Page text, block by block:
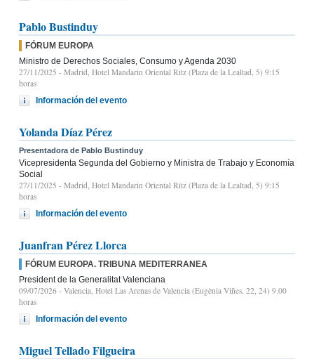
Pablo Bustinduy
FÓRUM EUROPA
Ministro de Derechos Sociales, Consumo y Agenda 2030
27/11/2025 - Madrid, Hotel Mandarin Oriental Ritz (Plaza de la Lealtad, 5) 9:15
horas
Información del evento
Yolanda Díaz Pérez
Presentadora de Pablo Bustinduy
Vicepresidenta Segunda del Gobierno y Ministra de Trabajo y Economía
Social
27/11/2025 - Madrid, Hotel Mandarin Oriental Ritz (Plaza de la Lealtad, 5) 9:15
horas
Información del evento
Juanfran Pérez Llorca
FÓRUM EUROPA. TRIBUNA MEDITERRANEA
President de la Generalitat Valenciana
09/07/2026 - Valencia, Hotel Las Arenas de Valencia (Eugènia Viñes, 22, 24) 9.00
horas
Información del evento
Miguel Tellado Filgueira